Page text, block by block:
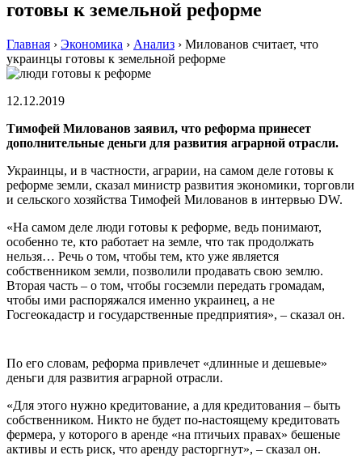
готовы к земельной реформе
Главная › Экономика › Анализ › Милованов считает, что
украинцы готовы к земельной реформе
12.12.2019
Тимофей Милованов заявил, что реформа принесет
дополнительные деньги для развития аграрной отрасли.
Украинцы, и в частности, аграрии, на самом деле готовы к
реформе земли, сказал министр развития экономики, торговли
и сельского хозяйства Тимофей Милованов в интервью DW.
«На самом деле люди готовы к реформе, ведь понимают,
особенно те, кто работает на земле, что так продолжать
нельзя… Речь о том, чтобы тем, кто уже является
собственником земли, позволили продавать свою землю.
Вторая часть – о том, чтобы госземли передать громадам,
чтобы ими распоряжался именно украинец, а не
Госгеокадастр и государственные предприятия», – сказал он.
По его словам, реформа привлечет «длинные и дешевые»
деньги для развития аграрной отрасли.
«Для этого нужно кредитование, а для кредитования – быть
собственником. Никто не будет по-настоящему кредитовать
фермера, у которого в аренде «на птичьих правах» бешеные
активы и есть риск, что аренду расторгнут», – сказал он.